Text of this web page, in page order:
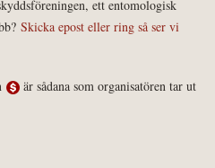
ett entomologisk
Skicka epost eller ring så ser vi
är sådana som organisatören tar ut